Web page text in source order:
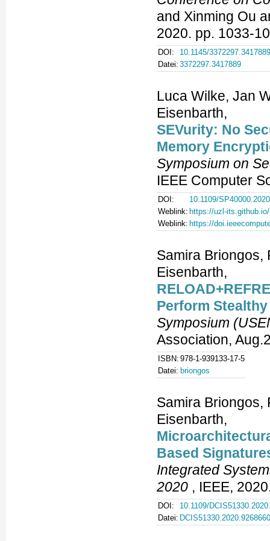
and Xinming Ou
2020. pp. 1033-
DOI:
10.1145/3372297.3417889
Datei: 3372297.3417889
Luca Wilke, Jan
Eisenbarth,
SEVurity: No
Memory
Symposium on
IEEE Computer
DOI:
10.1109/
Weblink: https://uzl-
Weblink: https://
Samira Briongos,
Eisenbarth,
Perform
Symposium
Association,
ISBN: 978-1-939133-17-5
Datei: briongos
Samira Briongos,
Eisenbarth,
Based
Integrated
2020 , IEEE,
DOI:
10.1109/
Datei: DCIS51330.2020.9268660